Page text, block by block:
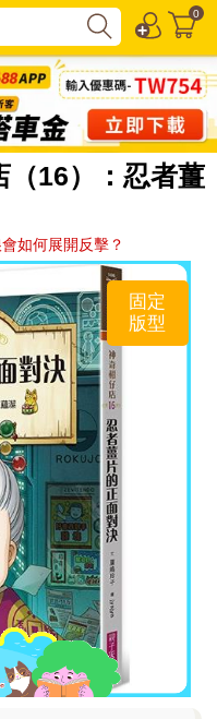
0
（16）：忍者薑
如何展開反擊？
固定
版型